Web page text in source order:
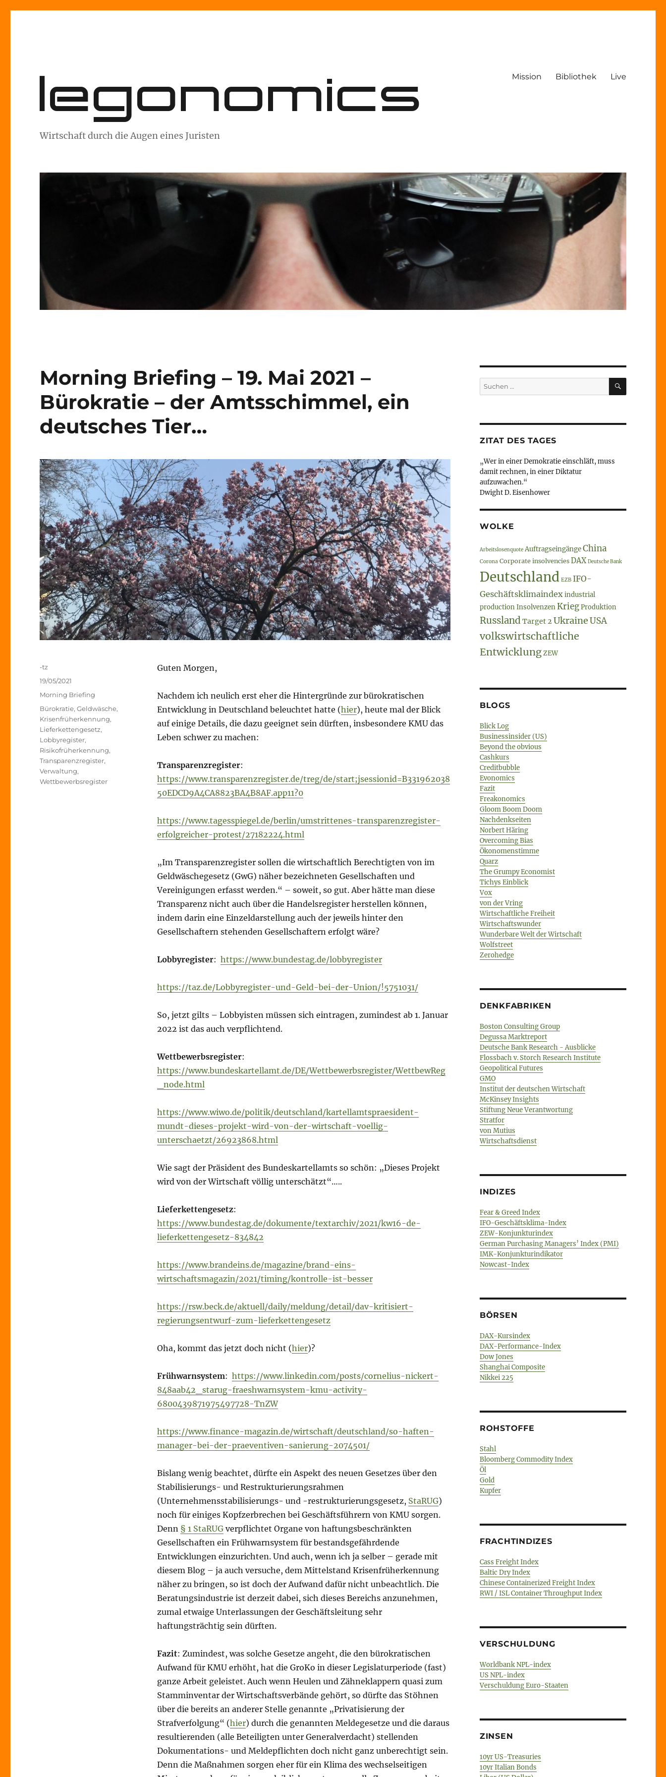
legonomics
Wirtschaft durch die Augen eines Juristen
Mission Bibliothek Live
Morning Briefing – 19. Mai 2021 –
Bürokratie – der Amtsschimmel, ein
deutsches Tier…
Guten Morgen,
Nachdem ich neulich erst eher die Hintergründe zur bürokratischen
Entwicklung in Deutschland beleuchtet hatte (hier), heute mal der Blick
auf einige Details, die dazu geeignet sein dürften, insbesondere KMU das
Leben schwer zu machen:
Transparenzregister:
https://www.transparenzregister.de/treg/de/start;jsessionid=B331962038
50EDCD9A4CA8823BA4B8AF.app11?0
https://www.tagesspiegel.de/berlin/umstrittenes-transparenzregister-
erfolgreicher-protest/27182224.html
„Im Transparenzregister sollen die wirtschaftlich Berechtigten von im
Geldwäschegesetz (GwG) näher bezeichneten Gesellschaften und
Vereinigungen erfasst werden.“ – soweit, so gut. Aber hätte man diese
Transparenz nicht auch über die Handelsregister herstellen können,
indem darin eine Einzeldarstellung auch der jeweils hinter den
Gesellschaftern stehenden Gesellschaftern erfolgt wäre?
Lobbyregister: https://www.bundestag.de/lobbyregister
https://taz.de/Lobbyregister-und-Geld-bei-der-Union/!5751031/
So, jetzt gilts – Lobbyisten müssen sich eintragen, zumindest ab 1. Januar
2022 ist das auch verpflichtend.
Wettbewerbsregister:
https://www.bundeskartellamt.de/DE/Wettbewerbsregister/WettbewReg
_node.html
https://www.wiwo.de/politik/deutschland/kartellamtspraesident-
mundt-dieses-projekt-wird-von-der-wirtschaft-voellig-
unterschaetzt/26923868.html
Wie sagt der Präsident des Bundeskartellamts so schön: „Dieses Projekt
wird von der Wirtschaft völlig unterschätzt“…..
Lieferkettengesetz:
https://www.bundestag.de/dokumente/textarchiv/2021/kw16-de-
lieferkettengesetz-834842
https://www.brandeins.de/magazine/brand-eins-
wirtschaftsmagazin/2021/timing/kontrolle-ist-besser
https://rsw.beck.de/aktuell/daily/meldung/detail/dav-kritisiert-
regierungsentwurf-zum-lieferkettengesetz
Oha, kommt das jetzt doch nicht (hier)?
Frühwarnsystem: https://www.linkedin.com/posts/cornelius-nickert-
848aab42_starug-fraeshwarnsystem-kmu-activity-
6800439871975497728-TnZW
https://www.finance-magazin.de/wirtschaft/deutschland/so-haften-
manager-bei-der-praeventiven-sanierung-2074501/
Bislang wenig beachtet, dürfte ein Aspekt des neuen Gesetzes über den
Stabilisierungs- und Restrukturierungsrahmen
(Unternehmensstabilisierungs- und -restrukturierungsgesetz, StaRUG)
noch für einiges Kopfzerbrechen bei Geschäftsführern von KMU sorgen.
Denn § 1 StaRUGverpflichtet Organe von haftungsbeschränkten
Gesellschaften ein Frühwarnsystem für bestandsgefährdende
Entwicklungen einzurichten. Und auch, wenn ich ja selber – gerade mit
diesem Blog – ja auch versuche, dem Mittelstand Krisenfrüherkennung
näher zu bringen, so ist doch der Aufwand dafür nicht unbeachtlich. Die
Beratungsindustrie ist derzeit dabei, sich dieses Bereichs anzunehmen,
zumal etwaige Unterlassungen der Geschäftsleitung sehr
haftungsträchtig sein dürften.
Fazit: Zumindest, was solche Gesetze angeht, die den bürokratischen
Aufwand für KMU erhöht, hat die GroKo in dieser Legislaturperiode (fast)
ganze Arbeit geleistet. Auch wenn Heulen und Zähneklappern quasi zum
Stamminventar der Wirtschaftsverbände gehört, so dürfte das Stöhnen
über die bereits an anderer Stelle genannte „Privatisierung der
Strafverfolgung“ (hier) durch die genannten Meldegesetze und die daraus
resultierenden (alle Beteiligten unter Generalverdacht) stellenden
Dokumentations- und Meldepflichten doch nicht ganz unberechtigt sein.
Denn die Maßnahmen sorgen eher für ein Klima des wechselseitigen
Autor
-tz
Veröffentlicht
am
19/05/2021
Kategorien
Morning Briefing
Schlagwörter
Bürokratie,Geldwäsche,
Krisenfrüherkennung,
Lieferkettengesetz,
Lobbyregister,
Risikofrüherkennung,
Transparenzregister,
Verwaltung,
Wettbewerbsregister
Suche
nach:
SUCHEN
ZITAT DES TAGES
„Wer in einer Demokratie einschläft, muss
damit rechnen, in einer Diktatur
aufzuwachen.“
Dwight D. Eisenhower
WOLKE
Arbeitslosenquote AuftragseingängeChina
Corona Corporate insolvencies DAX Deutsche Bank
Deutschland EZB IFO-
Geschäftsklimaindexindustrial
productionInsolvenzenKriegProduktion
Russland Target 2 UkraineUSA
volkswirtschaftliche
EntwicklungZEW
BLOGS
Blick Log
Businessinsider (US)
Beyond the obvious
Cashkurs
Creditbubble
Evonomics
Fazit
Freakonomics
Gloom Boom Doom
Nachdenkseiten
Norbert Häring
Overcoming Bias
Ökonomenstimme
Quarz
The Grumpy Economist
Tichys Einblick
Vox
von der Vring
Wirtschaftliche Freiheit
Wirtschaftswunder
Wunderbare Welt der Wirtschaft
Wolfstreet
Zerohedge
DENKFABRIKEN
Boston Consulting Group
Degussa Marktreport
Deutsche Bank Research - Ausblicke
Flossbach v. Storch Research Institute
Geopolitical Futures
GMO
Institut der deutschen Wirtschaft
McKinsey Insights
Stiftung Neue Verantwortung
Stratfor
von Mutius
Wirtschaftsdienst
INDIZES
Fear & Greed Index
IFO-Geschäftsklima-Index
ZEW-Konjunkturindex
German Purchasing Managers’ Index (PMI)
IMK-Konjunkturindikator
Nowcast-Index
BÖRSEN
DAX-Kursindex
DAX-Performance-Index
Dow Jones
Shanghai Composite
Nikkei 225
ROHSTOFFE
Stahl
Bloomberg Commodity Index
Öl
Gold
Kupfer
FRACHTINDIZES
Cass Freight Index
Baltic Dry Index
Chinese Containerized Freight Index
RWI / ISL Container Throughput Index
VERSCHULDUNG
Worldbank NPL-index
US NPL-index
Verschuldung Euro-Staaten
ZINSEN
10yr US-Treasuries
10yr Italian Bonds